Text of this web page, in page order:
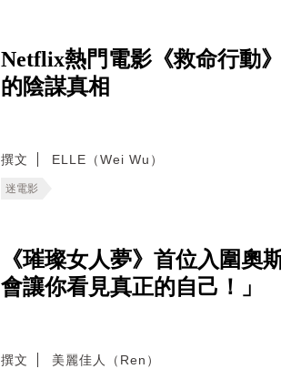
Netflix熱門電影《救命行動
的陰謀真相
撰文 ELLE（Wei Wu）
迷電影
《璀璨女人夢》首位入圍奧
會讓你看見真正的自己！」
撰文 美麗佳人（Ren）